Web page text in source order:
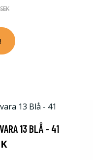
13 BLÅ - 41